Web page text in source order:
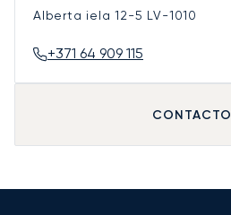
Alberta iela 12-5 LV-1010
+371 64 909 115
CONTACTO